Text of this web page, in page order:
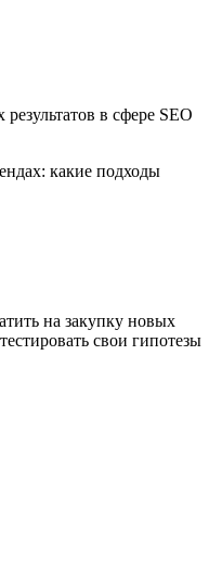
в сфере SEO
какие подходы
на закупку новых
свои гипотезы